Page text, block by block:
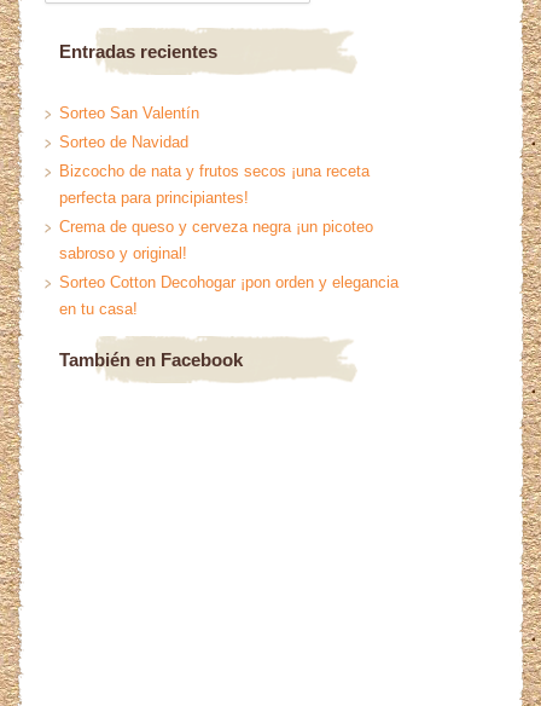
Entradas recientes
Sorteo San Valentín
Sorteo de Navidad
Bizcocho de nata y frutos secos ¡una receta
perfecta para principiantes!
Crema de queso y cerveza negra ¡un picoteo
sabroso y original!
Sorteo Cotton Decohogar ¡pon orden y elegancia
en tu casa!
También en Facebook